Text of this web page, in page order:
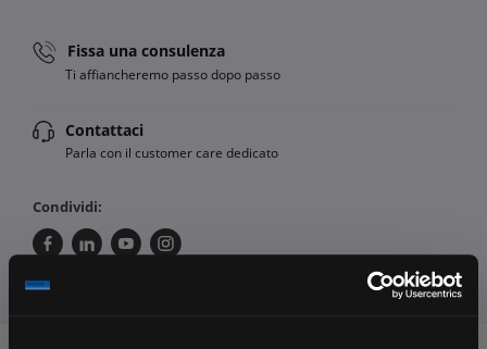
Fissa una consulenza
Ti affiancheremo passo dopo passo
Contattaci
Parla con il customer care dedicato
Condividi: